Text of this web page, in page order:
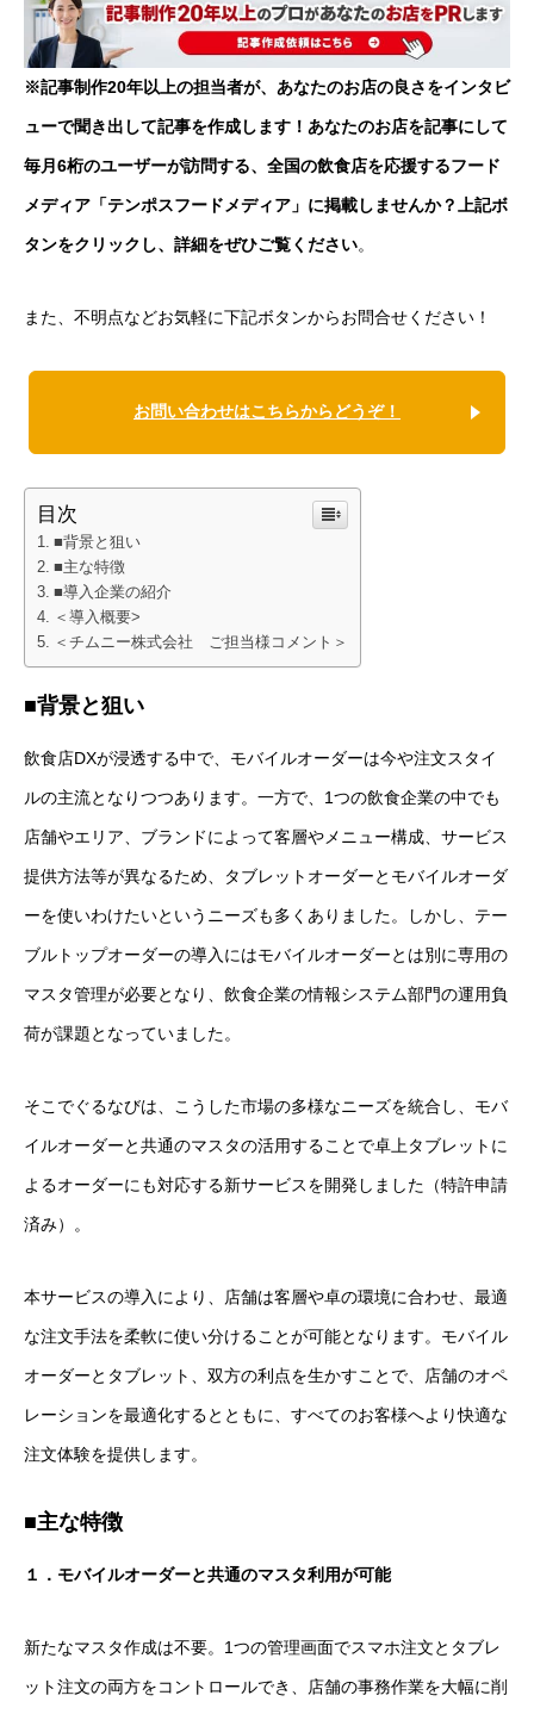
※記事制作20年以上の担当者が、あなたのお店の良さをインタビ
ューで聞き出して記事を作成します！あなたのお店を記事にして
毎月6桁のユーザーが訪問する、全国の飲食店を応援するフード
メディア「テンポスフードメディア」に掲載しませんか？上記ボ
タンをクリックし、詳細をぜひご覧ください。
また、不明点などお気軽に下記ボタンからお問合せください！
お問い合わせはこちらからどうぞ！
目次
■背景と狙い
■主な特徴
■導入企業の紹介
＜導入概要>
＜チムニー株式会社 ご担当様コメント＞
■背景と狙い
飲食店DXが浸透する中で、モバイルオーダーは今や注文スタイ
ルの主流となりつつあります。一方で、1つの飲食企業の中でも
店舗やエリア、ブランドによって客層やメニュー構成、サービス
提供方法等が異なるため、タブレットオーダーとモバイルオーダ
ーを使いわけたいというニーズも多くありました。しかし、テー
ブルトップオーダーの導入にはモバイルオーダーとは別に専用の
マスタ管理が必要となり、飲食企業の情報システム部門の運用負
荷が課題となっていました。
そこでぐるなびは、こうした市場の多様なニーズを統合し、モバ
イルオーダーと共通のマスタの活用することで卓上タブレットに
よるオーダーにも対応する新サービスを開発しました（特許申請
済み）。
本サービスの導入により、店舗は客層や卓の環境に合わせ、最適
な注文手法を柔軟に使い分けることが可能となります。モバイル
オーダーとタブレット、双方の利点を生かすことで、店舗のオペ
レーションを最適化するとともに、すべてのお客様へより快適な
注文体験を提供します。
■主な特徴
１．モバイルオーダーと共通のマスタ利用が可能
新たなマスタ作成は不要。1つの管理画面でスマホ注文とタブレ
ット注文の両方をコントロールでき、店舗の事務作業を大幅に削